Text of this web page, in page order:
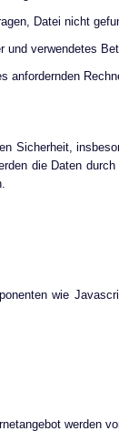
Datei nicht
und verwendetes
anfordernden
Sicherheit,
die Daten
wie
werden